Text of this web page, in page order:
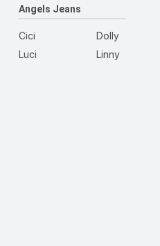
Angels Jeans
Cici
Luci
Dolly
Linny